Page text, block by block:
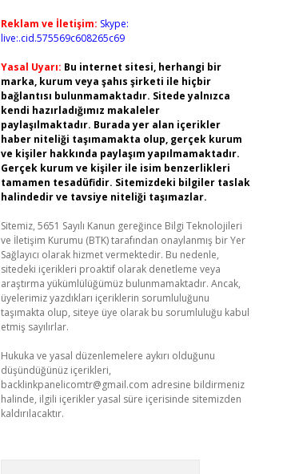
Reklam ve İletişim: Skype:
live:.cid.575569c608265c69
Yasal Uyarı: Bu internet sitesi, herhangi bir
marka, kurum veya şahıs şirketi ile hiçbir
bağlantısı bulunmamaktadır. Sitede yalnızca
kendi hazırladığımız makaleler
paylaşılmaktadır. Burada yer alan içerikler
haber niteliği taşımamakta olup, gerçek kurum
ve kişiler hakkında paylaşım yapılmamaktadır.
Gerçek kurum ve kişiler ile isim benzerlikleri
tamamen tesadüfidir. Sitemizdeki bilgiler taslak
halindedir ve tavsiye niteliği taşımazlar.
Sitemiz, 5651 Sayılı Kanun gereğince Bilgi Teknolojileri
ve İletişim Kurumu (BTK) tarafından onaylanmış bir Yer
Sağlayıcı olarak hizmet vermektedir. Bu nedenle,
sitedeki içerikleri proaktif olarak denetleme veya
araştırma yükümlülüğümüz bulunmamaktadır. Ancak,
üyelerimiz yazdıkları içeriklerin sorumluluğunu
taşımakta olup, siteye üye olarak bu sorumluluğu kabul
etmiş sayılırlar.
Hukuka ve yasal düzenlemelere aykırı olduğunu
düşündüğünüz içerikleri,
backlinkpanelicomtr@gmail.com adresine bildirmeniz
halinde, ilgili içerikler yasal süre içerisinde sitemizden
kaldırılacaktır.